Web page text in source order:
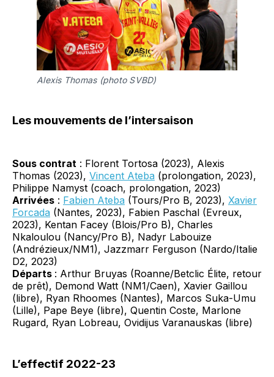
Alexis Thomas (photo SVBD)
Les mouvements de l’intersaison
Sous contrat : Florent Tortosa (2023), Alexis
Thomas (2023), Vincent Ateba (prolongation, 2023),
Philippe Namyst (coach, prolongation, 2023)
Arrivées : Fabien Ateba (Tours/Pro B, 2023), Xavier
Forcada (Nantes, 2023), Fabien Paschal (Evreux,
2023), Kentan Facey (Blois/Pro B), Charles
Nkaloulou (Nancy/Pro B), Nadyr Labouize
(Andrézieux/NM1), Jazzmarr Ferguson (Nardo/Italie
D2, 2023)
Départs : Arthur Bruyas (Roanne/Betclic Élite, retour
de prêt), Demond Watt (NM1/Caen), Xavier Gaillou
(libre), Ryan Rhoomes (Nantes), Marcos Suka-Umu
(Lille), Pape Beye (libre), Quentin Coste, Marlone
Rugard, Ryan Lobreau, Ovidijus Varanauskas (libre)
L’effectif 2022-23